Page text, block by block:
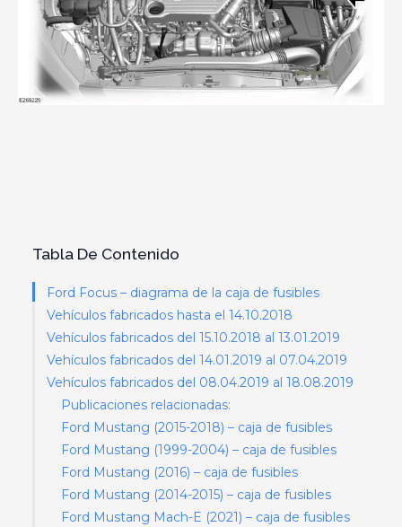
Tabla De Contenido
Ford Focus – diagrama de la caja de fusibles
Vehículos fabricados hasta el 14.10.2018
Vehículos fabricados del 15.10.2018 al 13.01.2019
Vehículos fabricados del 14.01.2019 al 07.04.2019
Vehículos fabricados del 08.04.2019 al 18.08.2019
Publicaciones relacionadas:
Ford Mustang (2015-2018) – caja de fusibles
Ford Mustang (1999-2004) – caja de fusibles
Ford Mustang (2016) – caja de fusibles
Ford Mustang (2014-2015) – caja de fusibles
Ford Mustang Mach-E (2021) – caja de fusibles